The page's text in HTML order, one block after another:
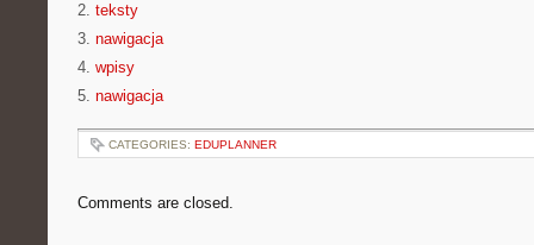
2. teksty
3. nawigacja
4. wpisy
5. nawigacja
CATEGORIES: EDUPLANNER
Comments are closed.